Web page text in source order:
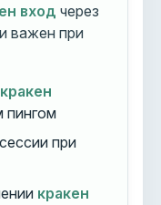
вход через
важен при
кракен
пингом
при
кракен